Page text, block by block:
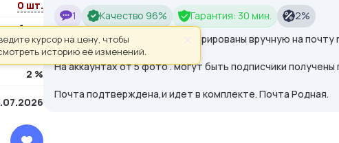
0 шт.
1 шт.
/ шт.
2 %
1 Качество 96% Гарантия: 30 мин.
2%
АккаунтыInstagram зарегистрированы вручную на
На аккаунтах от 5 фото . могут быть подписчики
Почта подтверждена,и идет в комплекте. Почта Родная.
курсор на цену, чтобы
историю её изменений.